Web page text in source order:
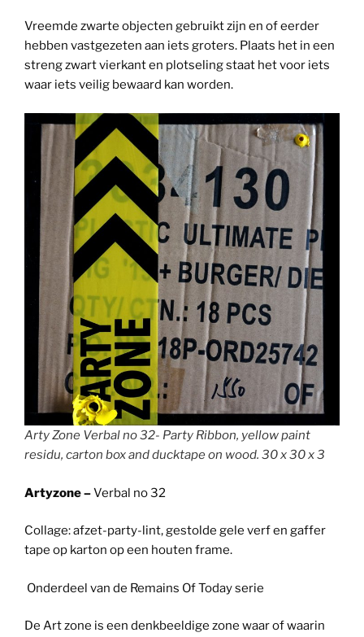
Vreemde zwarte objecten gebruikt zijn en of eerder
hebben vastgezeten aan iets groters. Plaats het in een
streng zwart vierkant en plotseling staat het voor iets
waar iets veilig bewaard kan worden.
Arty Zone Verbal no 32- Party Ribbon, yellow paint
residu, carton box and ducktape on wood. 30 x 30 x 3
Artyzone –Verbal no 32
Collage: afzet-party-lint, gestolde gele verf en gaffer
tape op karton op een houten frame.
Onderdeel van de Remains Of Today serie
De Art zone is een denkbeeldige zone waar of waarin